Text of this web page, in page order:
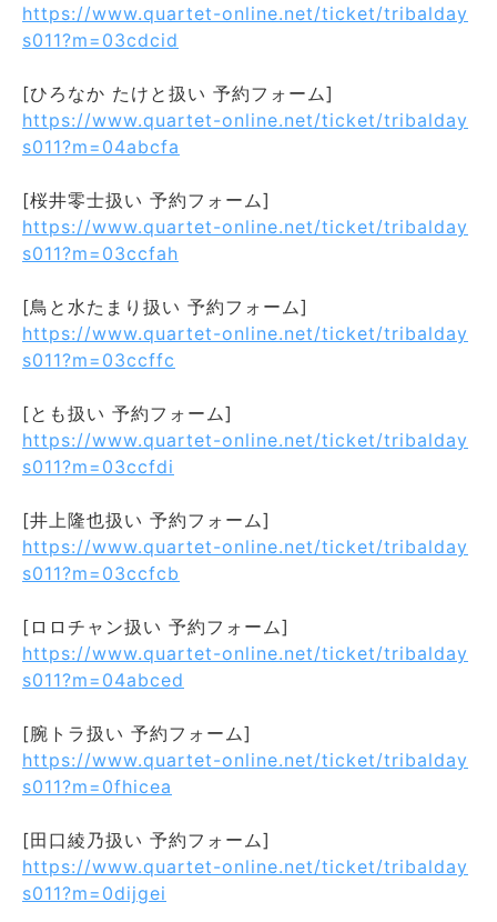
https://www.quartet-online.net/ticket/tribalday
s011?m=03cdcid
[ひろなか たけと扱い 予約フォーム]
https://www.quartet-online.net/ticket/tribalday
s011?m=04abcfa
[桜井零士扱い 予約フォーム]
https://www.quartet-online.net/ticket/tribalday
s011?m=03ccfah
[鳥と水たまり扱い 予約フォーム]
https://www.quartet-online.net/ticket/tribalday
s011?m=03ccffc
[とも扱い 予約フォーム]
https://www.quartet-online.net/ticket/tribalday
s011?m=03ccfdi
[井上隆也扱い 予約フォーム]
https://www.quartet-online.net/ticket/tribalday
s011?m=03ccfcb
[ロロチャン扱い 予約フォーム]
https://www.quartet-online.net/ticket/tribalday
s011?m=04abced
[腕トラ扱い 予約フォーム]
https://www.quartet-online.net/ticket/tribalday
s011?m=0fhicea
[田口綾乃扱い 予約フォーム]
https://www.quartet-online.net/ticket/tribalday
s011?m=0dijgei